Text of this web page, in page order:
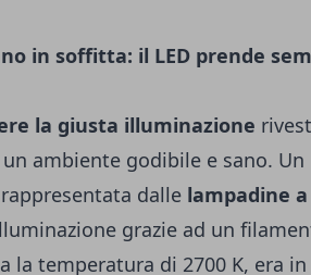
in soffitta: il LED prende
la giusta illuminazione
ambiente godibile e sano. Un
dalle lampadine a
grazie ad un
temperatura di 2700 K, era